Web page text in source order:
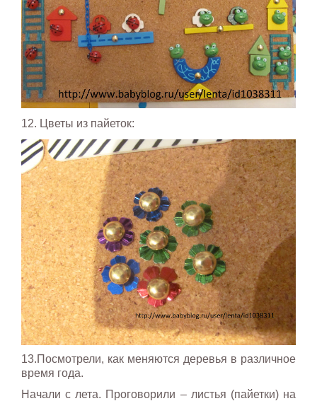
12. Цветы из пайеток:
13.Посмотрели, как меняются деревья в различное
время года.
Начали с лета. Проговорили – листья (пайетки) на